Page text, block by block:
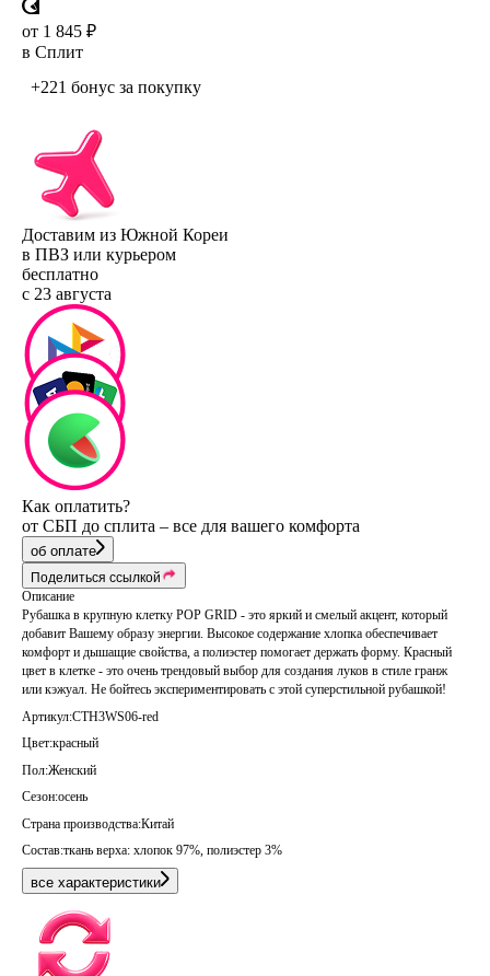
от 1 845 ₽
в Сплит
+221 бонус за покупку
Доставим из Южной Кореи
в ПВЗ или курьером
бесплатно
с 23 августа
Как оплатить?
от СБП до сплита – все для вашего комфорта
об оплате
Поделиться ссылкой
Описание
Рубашка в крупную клетку POP GRID - это яркий и смелый акцент, который
добавит Вашему образу энергии. Высокое содержание хлопка обеспечивает
комфорт и дышащие свойства, а полиэстер помогает держать форму. Красный
цвет в клетке - это очень трендовый выбор для создания луков в стиле гранж
или кэжуал. Не бойтесь экспериментировать с этой суперстильной рубашкой!
Артикул:CTH3WS06-red
Цвет:красный
Пол:Женский
Сезон:осень
Страна производства:Китай
Состав:ткань верха: хлопок 97%, полиэстер 3%
все характеристики